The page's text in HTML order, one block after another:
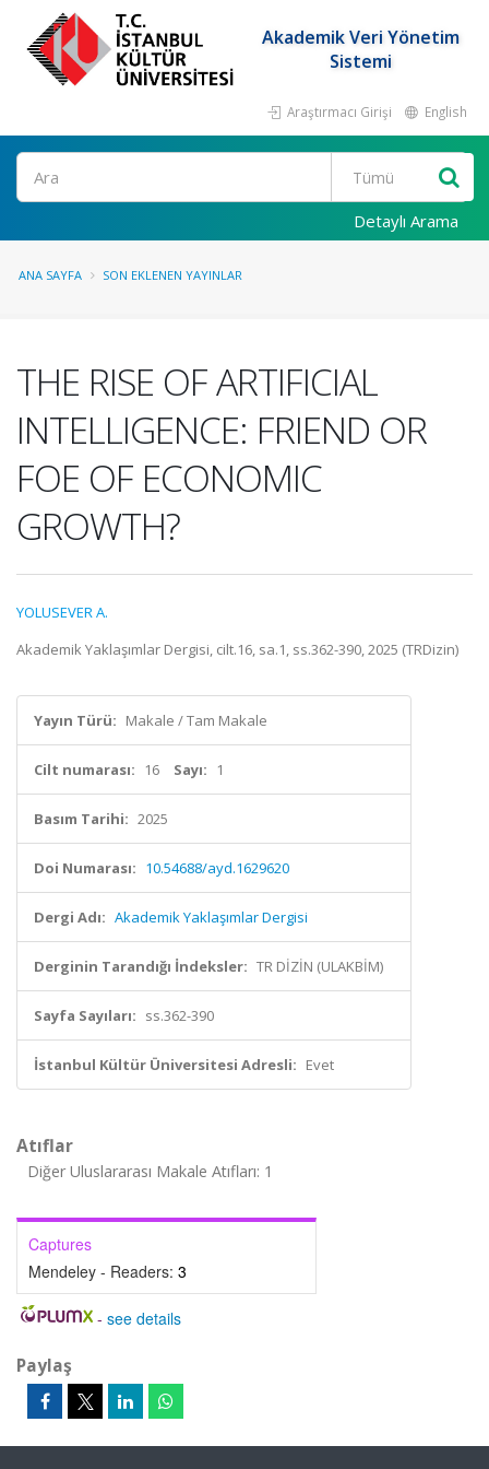
Akademik Veri Yönetim
Sistemi
Araştırmacı Girişi English
Ara
Detaylı Arama
ANA SAYFA SON EKLENEN YAYINLAR
THE RISE OF ARTIFICIAL
INTELLIGENCE: FRIEND OR
FOE OF ECONOMIC
GROWTH?
YOLUSEVER A.
Akademik Yaklaşımlar Dergisi, cilt.16, sa.1, ss.362-390, 2025 (TRDizin)
Yayın Türü: Makale / Tam Makale
Cilt numarası: 16 Sayı: 1
Basım Tarihi: 2025
Doi Numarası: 10.54688/ayd.1629620
Dergi Adı: Akademik Yaklaşımlar Dergisi
Derginin Tarandığı İndeksler: TR DİZİN (ULAKBİM)
Sayfa Sayıları: ss.362-390
İstanbul Kültür Üniversitesi Adresli: Evet
Atıflar
Diğer Uluslararası Makale Atıfları: 1
Captures
Mendeley - Readers: 3
- see details
Paylaş